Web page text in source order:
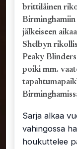
brittiläinen
Birminghamiin
jälkeiseen
Shelbyn
Peaky
poiki mm.
Sarja alkaa
vahingossa
houkuttelee